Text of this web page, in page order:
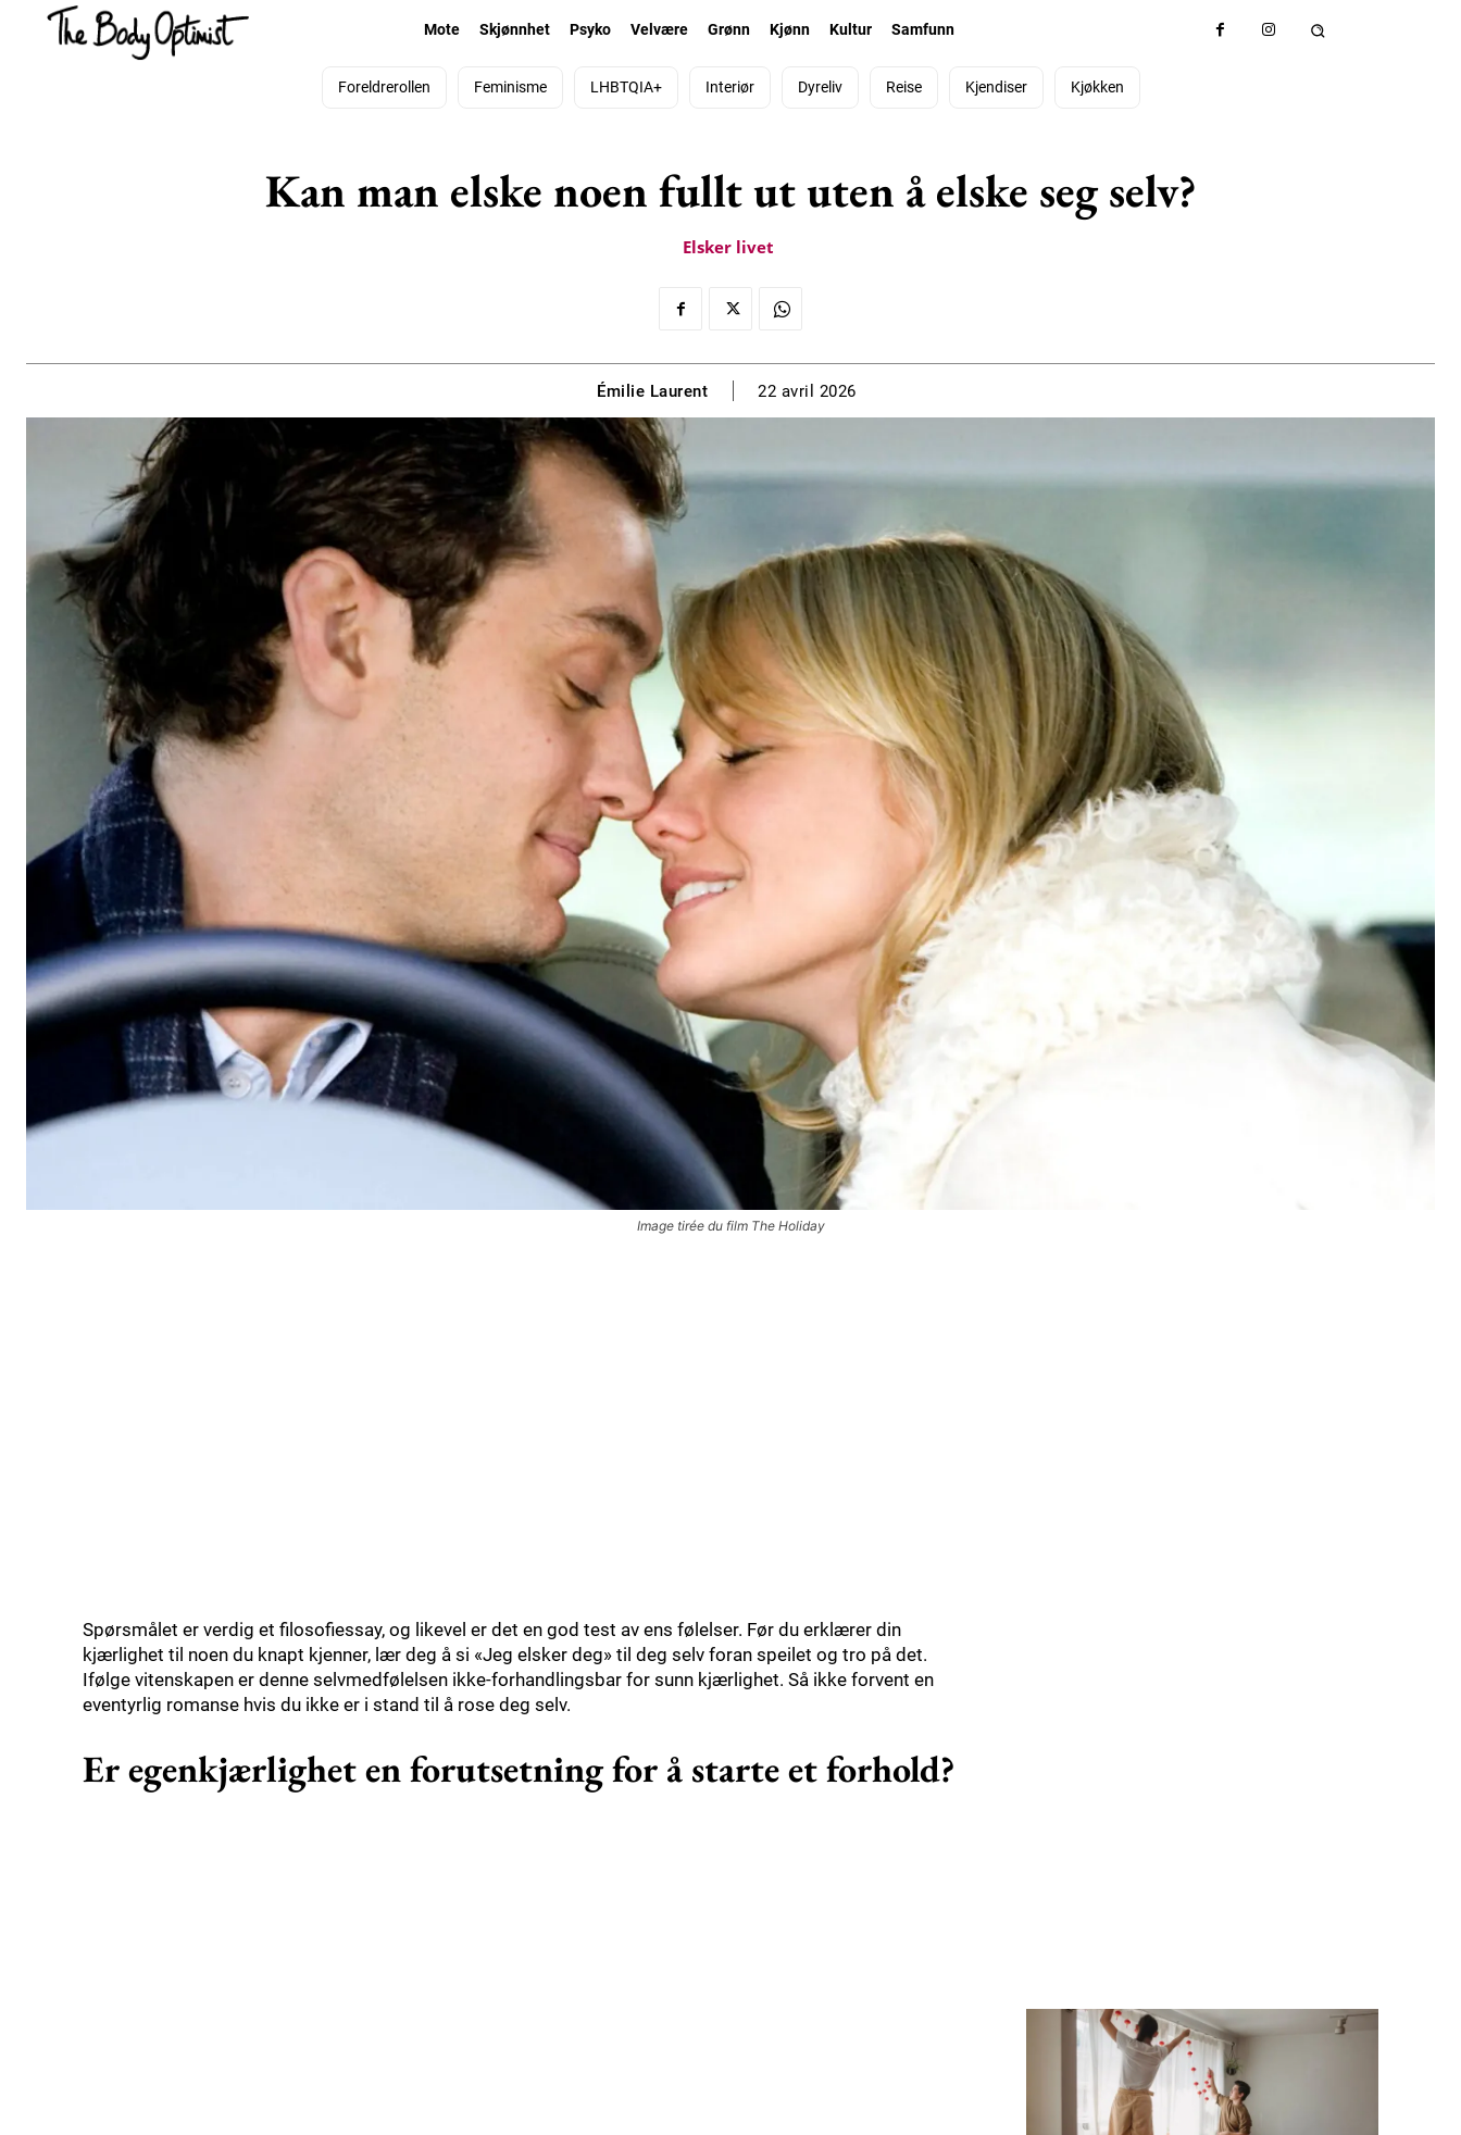
Mote Skjønnhet Psyko Velvære Grønn Kjønn Kultur Samfunn
Foreldrerollen Feminisme LHBTQIA+ Interiør Dyreliv Reise Kjendiser Kjøkken
Kan man elske noen fullt ut uten å elske seg selv?
Elsker livet
Émilie Laurent 22 avril 2026
Image tirée du film The Holiday
Spørsmålet er verdig et filosofiessay, og likevel er det en god test av ens følelser. Før du erklærer din
kjærlighet til noen du knapt kjenner, lær deg å si «Jeg elsker deg» til deg selv foran speilet og tro på det.
Ifølge vitenskapen er denne selvmedfølelsen ikke-forhandlingsbar for sunn kjærlighet. Så ikke forvent en
eventyrlig romanse hvis du ikke er i stand til å rose deg selv.
Er egenkjærlighet en forutsetning for å starte et forhold?